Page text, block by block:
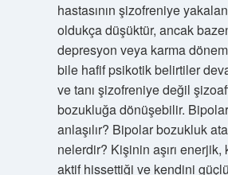
hastasının şizofreniye
oldukça düşüktür, ancak
depresyon veya karma
bile hafif psikotik belirtiler
ve tanı şizofreniye değil
bozukluğa dönüşebilir. Bipolar
anlaşılır? Bipolar bozukluk
nelerdir? Kişinin aşırı
aktif hissettiği ve kendini